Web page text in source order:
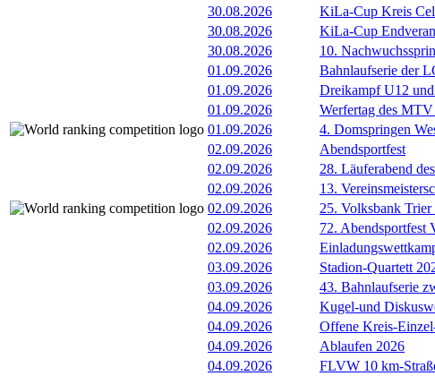
30.08.2026
KiLa-Cup Kreis
30.08.2026
KiLa-Cup
30.08.2026
10.
01.09.2026
Bahnlaufserie der
01.09.2026
Dreikampf U12
01.09.2026
Werfertag des
01.09.2026
4. Domspringen
02.09.2026
Abendsportfest
02.09.2026
28. Läuferabend
02.09.2026
13.
02.09.2026
25. Volksbank
02.09.2026
72. Abendsportfest
02.09.2026
03.09.2026
Stadion-Quartett
03.09.2026
43. Bahnlaufserie
04.09.2026
Kugel-und
04.09.2026
Offene Kreis-
04.09.2026
Ablaufen 2026
04.09.2026
FLVW 10 km-